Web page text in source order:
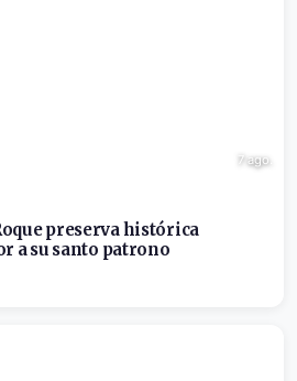
7 ago.
preserva histórica
a su santo patrono